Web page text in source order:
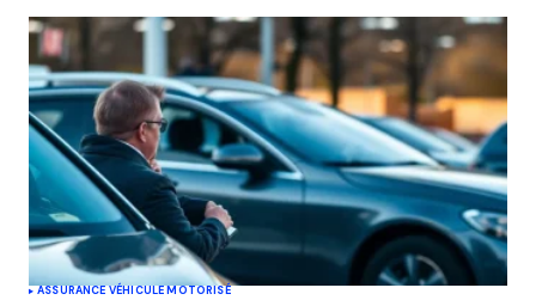
ASSURANCE VÉHICULE MOTORISÉ